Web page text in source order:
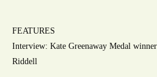
FEATURES
Interview: Kate Greenaway Medal
Riddell